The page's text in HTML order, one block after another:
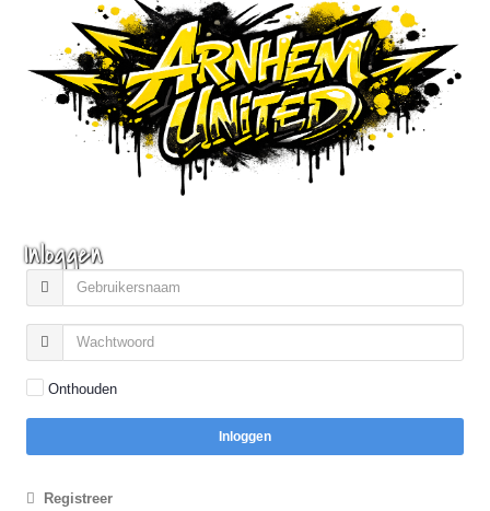
Inloggen
Onthouden
Inloggen
Registreer